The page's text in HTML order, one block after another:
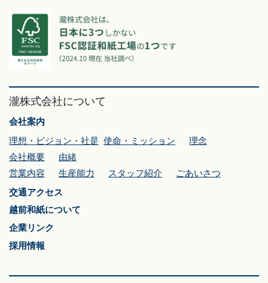
瀧株式会社について
会社案内
理想・ビジョン・社是 使命・ミッション
理念
会社概要
由緒
営業内容
生産能力 スタッフ紹介
ごあいさつ
交通アクセス
越前和紙について
企業リンク
採用情報